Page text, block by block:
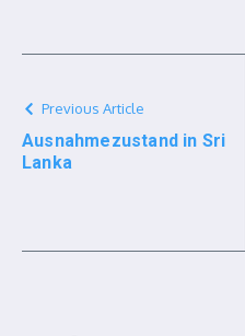
Previous Article
Ausnahmezustand in Sri
Lanka